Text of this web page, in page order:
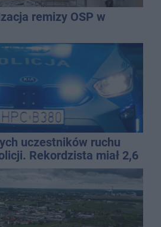
remizy OSP w
uczestników ruchu
Rekordzista miał 2,6